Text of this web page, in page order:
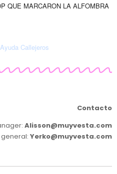
QUE MARCARON LA ALFOMBRA
Contacto
Alisson@muyvesta.com
Yerko@muyvesta.com